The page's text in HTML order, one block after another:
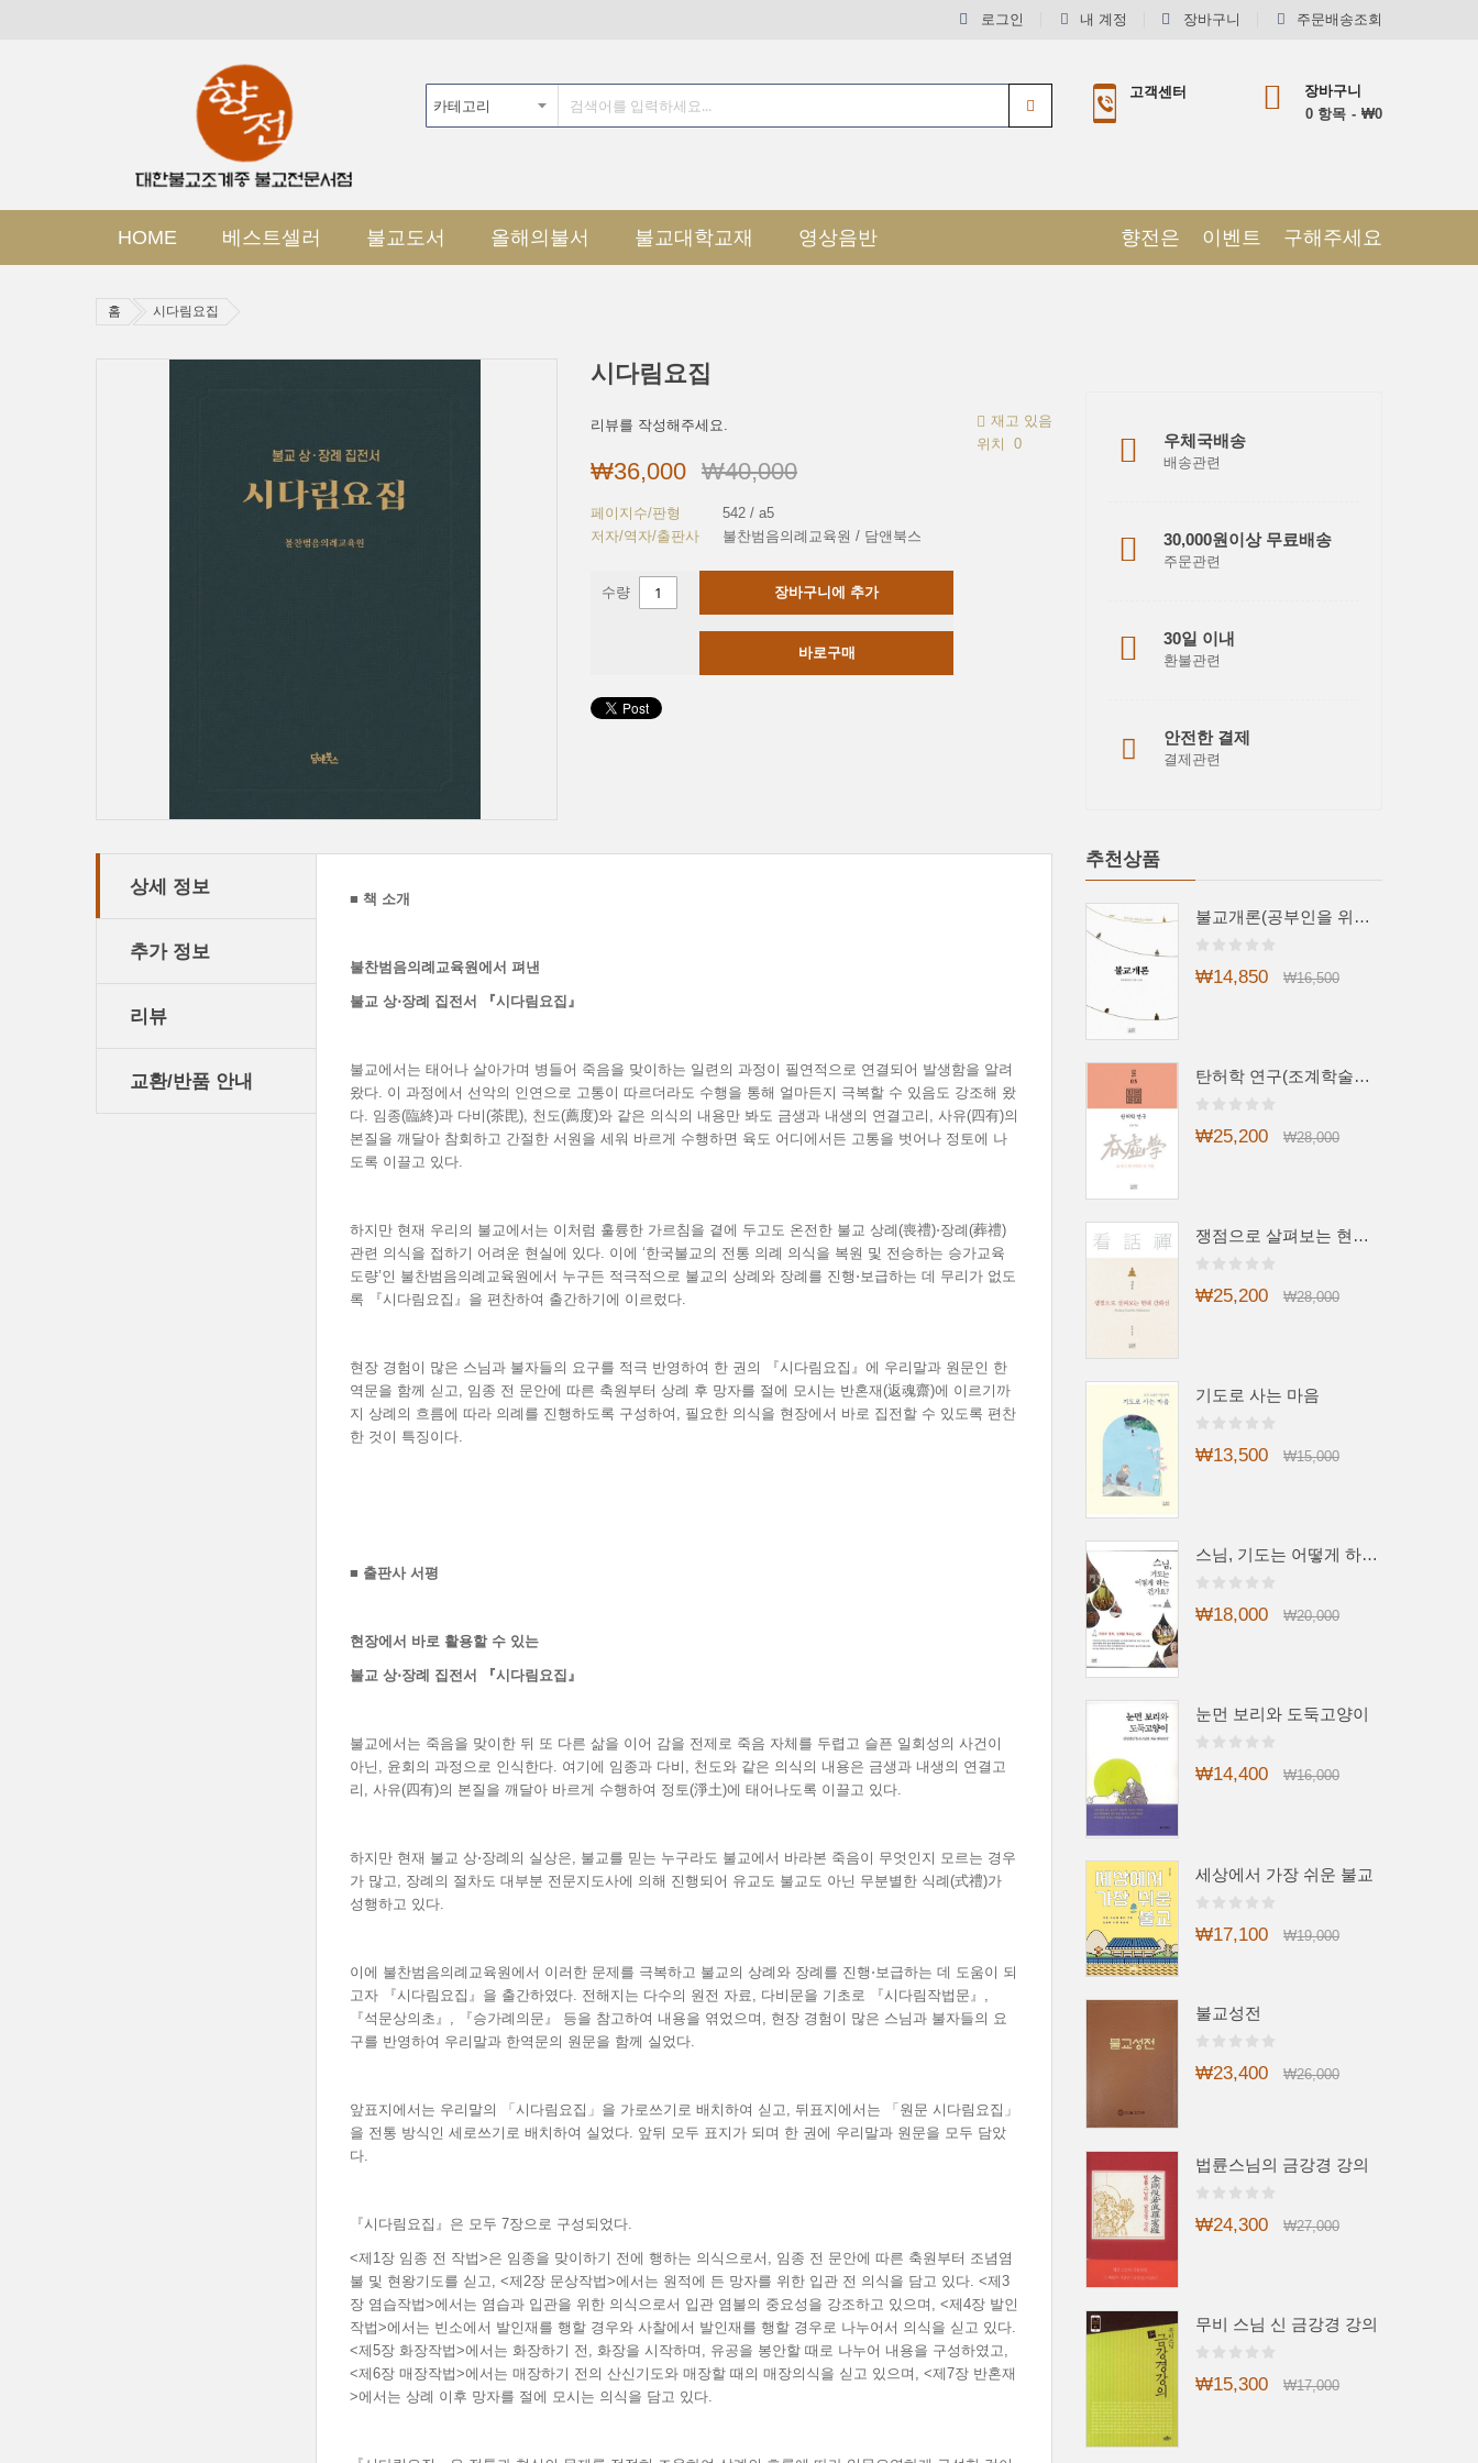
로그인 내 계정 장바구니 주문배송조회
장바구니
0 항목 ₩0
고객센터
HOME 베스트셀러 불교도서 올해의불서 불교대학교재 영상음반 구해주세요
이벤트
향전은
홈 시다림요집
시다림요집
재고 있음
위치
0
리뷰를 작성해주세요.
₩36,000 ₩40,000
페이지수/판형
542 / a5
저자/역자/출판사
불찬범음의례교육원 / 담앤북스
수량 장바구니에 추가
바로구매
상세 정보
추가 정보
리뷰
교환/반품 안내
■ 책 소개
불찬범음의례교육원에서 펴낸
불교 상⋅장례 집전서 『시다림요집 』
불교에서는 태어나 살아가며 병들어 죽음을 맞이하는 일련의 과정이 필연적으로 연결되어 발생함을 알려
왔다. 이 과정에서 선악의 인연으로 고통이 따르더라도 수행을 통해 얼마든지 극복할 수 있음도 강조해 왔
다. 임종(臨終)과 다비(茶毘), 천도(薦度)와 같은 의식의 내용만 봐도 금생과 내생의 연결고리, 사유(四有)의
본질을 깨달아 참회하고 간절한 서원을 세워 바르게 수행하면 육도 어디에서든 고통을 벗어나 정토에 나
도록 이끌고 있다.
하지만 현재 우리의 불교에서는 이처럼 훌륭한 가르침을 곁에 두고도 온전한 불교 상례(喪禮)⋅장례(葬禮)
관련 의식을 접하기 어려운 현실에 있다. 이에 ‘한국불교의 전통 의례 의식을 복원 및 전승하는 승가교육
도량’인 불찬범음의례교육원에서 누구든 적극적으로 불교의 상례와 장례를 진행⋅보급하는 데 무리가 없도
록 『시다림요집』을 편찬하여 출간하기에 이르렀다.
현장 경험이 많은 스님과 불자들의 요구를 적극 반영하여 한 권의 『시다림요집』에 우리말과 원문인 한
역문을 함께 싣고, 임종 전 문안에 따른 축원부터 상례 후 망자를 절에 모시는 반혼재(返魂齋)에 이르기까
지 상례의 흐름에 따라 의례를 진행하도록 구성하여, 필요한 의식을 현장에서 바로 집전할 수 있도록 편찬
한 것이 특징이다.
■ 출판사 서평
현장에서 바로 활용할 수 있는
불교 상⋅장례 집전서 『시다림요집 』
불교에서는 죽음을 맞이한 뒤 또 다른 삶을 이어 감을 전제로 죽음 자체를 두렵고 슬픈 일회성의 사건이
아닌, 윤회의 과정으로 인식한다. 여기에 임종과 다비, 천도와 같은 의식의 내용은 금생과 내생의 연결고
리, 사유(四有)의 본질을 깨달아 바르게 수행하여 정토(淨土)에 태어나도록 이끌고 있다.
하지만 현재 불교 상⋅장례의 실상은, 불교를 믿는 누구라도 불교에서 바라본 죽음이 무엇인지 모르는 경우
가 많고, 장례의 절차도 대부분 전문지도사에 의해 진행되어 유교도 불교도 아닌 무분별한 식례(式禮)가
성행하고 있다.
이에 불찬범음의례교육원에서 이러한 문제를 극복하고 불교의 상례와 장례를 진행⋅보급하는 데 도움이 되
고자 『시다림요집』을 출간하였다. 전해지는 다수의 원전 자료, 다비문을 기초로 『시다림작법문』,
『석문상의초』, 『승가례의문』 등을 참고하여 내용을 엮었으며, 현장 경험이 많은 스님과 불자들의 요
구를 반영하여 우리말과 한역문의 원문을 함께 실었다.
앞표지에서는 우리말의 「시다림요집」을 가로쓰기로 배치하여 싣고, 뒤표지에서는 「원문 시다림요집」
을 전통 방식인 세로쓰기로 배치하여 실었다. 앞뒤 모두 표지가 되며 한 권에 우리말과 원문을 모두 담았
다.
『시다림요집』은 모두 7장으로 구성되었다.
<제1장 임종 전 작법>은 임종을 맞이하기 전에 행하는 의식으로서, 임종 전 문안에 따른 축원부터 조념염
불 및 현왕기도를 싣고, <제2장 문상작법>에서는 원적에 든 망자를 위한 입관 전 의식을 담고 있다. <제3
장 염습작법>에서는 염습과 입관을 위한 의식으로서 입관 염불의 중요성을 강조하고 있으며, <제4장 발인
작법>에서는 빈소에서 발인재를 행할 경우와 사찰에서 발인재를 행할 경우로 나누어서 의식을 싣고 있다.
<제5장 화장작법>에서는 화장하기 전, 화장을 시작하며, 유공을 봉안할 때로 나누어 내용을 구성하였고,
<제6장 매장작법>에서는 매장하기 전의 산신기도와 매장할 때의 매장의식을 싣고 있으며, <제7장 반혼재
>에서는 상례 이후 망자를 절에 모시는 의식을 담고 있다.
우체국배송
배송관련
30,000원이상 무료배송
주문관련
30일 이내
환불관련
안전한 결제
결제관련
추천상품
불교개론(공부인을 위한 불교 안내서)
₩14,850 ₩16,500
탄허학 연구(조계학술총서3)
₩25,200 ₩28,000
쟁점으로 살펴보는 현대 간화선
₩25,200 ₩28,000
기도로 사는 마음
₩13,500 ₩15,000
스님, 기도는 어떻게 하는 건가요?
₩18,000 ₩20,000
눈먼 보리와 도둑고양이
₩14,400 ₩16,000
세상에서 가장 쉬운 불교
₩17,100 ₩19,000
불교성전
₩23,400 ₩26,000
법륜스님의 금강경 강의
₩24,300 ₩27,000
무비 스님 신 금강경 강의
₩15,300 ₩17,000